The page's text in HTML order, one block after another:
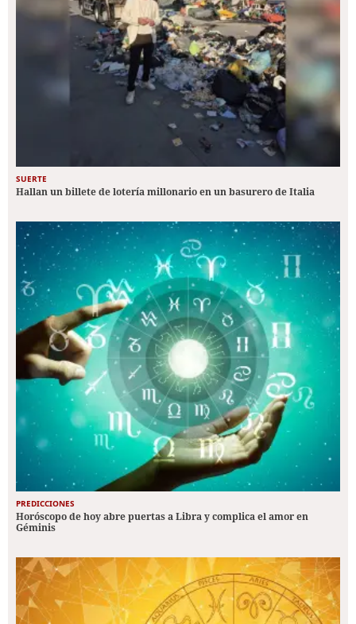
SUERTE
Hallan un billete de lotería millonario en un basurero de Italia
PREDICCIONES
Horóscopo de hoy abre puertas a Libra y complica el amor en
Géminis